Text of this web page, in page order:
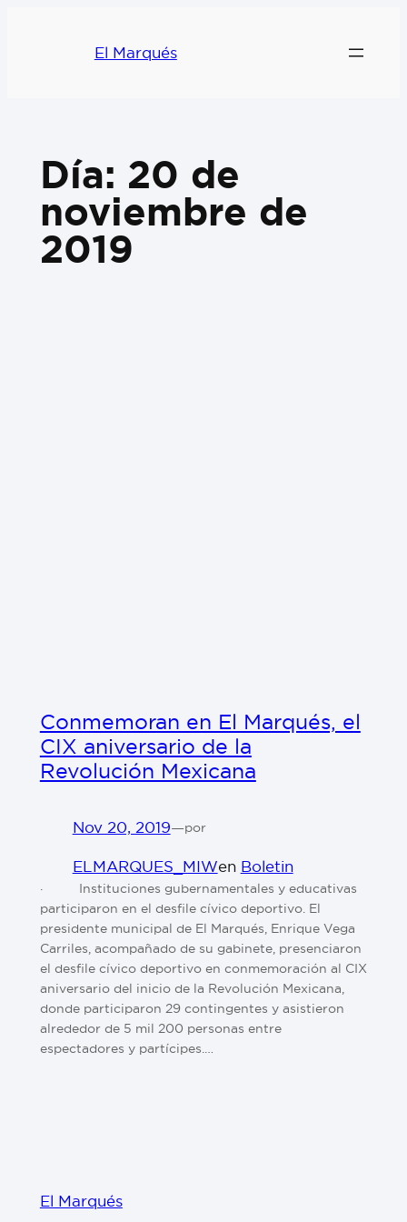
El Marqués
Día: 20 de
noviembre de
2019
Conmemoran en El Marqués, el
CIX aniversario de la
Revolución Mexicana
Nov 20, 2019—por
ELMARQUES_MIWen Boletin
· Instituciones gubernamentales y educativas
participaron en el desfile cívico deportivo. El
presidente municipal de El Marqués, Enrique Vega
Carriles, acompañado de su gabinete, presenciaron
el desfile cívico deportivo en conmemoración al CIX
aniversario del inicio de la Revolución Mexicana,
donde participaron 29 contingentes y asistieron
alrededor de 5 mil 200 personas entre
espectadores y partícipes.…
El Marqués